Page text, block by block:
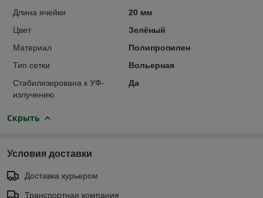
Длина ячейки
20 мм
Цвет
Зелёный
Материал
Полипропилен
Тип сетки
Вольерная
Стабилизирована к УФ-
излучению
Да
Скрыть
Условия доставки
Доставка курьером
Транспортная компания